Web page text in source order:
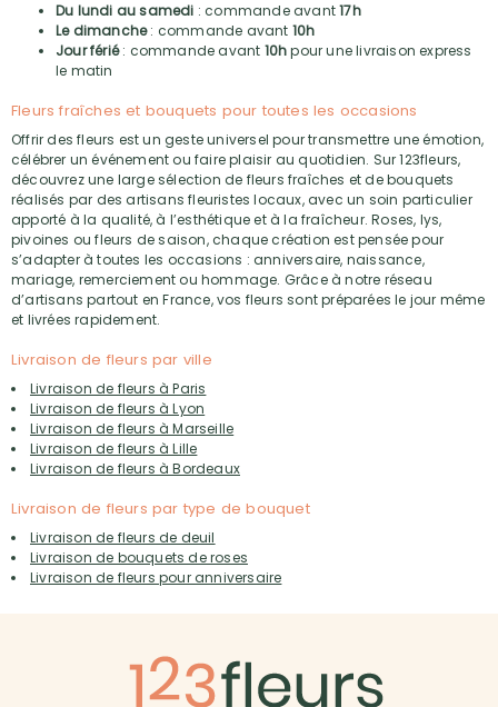
Du lundi au samedi : commande avant17h
Le dimanche: commande avant 10h
Jour férié: commande avant 10hpour une livraison express
le matin
Fleurs fraîches et bouquets pour toutes les occasions
Offrir des fleurs est un geste universel pour transmettre une émotion,
célébrer un événement ou faire plaisir au quotidien. Sur 123fleurs,
découvrez une large sélection de fleurs fraîches et de bouquets
réalisés par des artisans fleuristes locaux, avec un soin particulier
apporté à la qualité, à l’esthétique et à la fraîcheur. Roses, lys,
pivoines ou fleurs de saison, chaque création est pensée pour
s’adapter à toutes les occasions : anniversaire, naissance,
mariage, remerciement ou hommage. Grâce à notre réseau
d’artisans partout en France, vos fleurs sont préparées le jour même
et livrées rapidement.
Livraison de fleurs par ville
Livraison de fleurs à Paris
Livraison de fleurs à Lyon
Livraison de fleurs à Marseille
Livraison de fleurs à Lille
Livraison de fleurs à Bordeaux
Livraison de fleurs par type de bouquet
Livraison de fleurs de deuil
Livraison de bouquets de roses
Livraison de fleurs pour anniversaire